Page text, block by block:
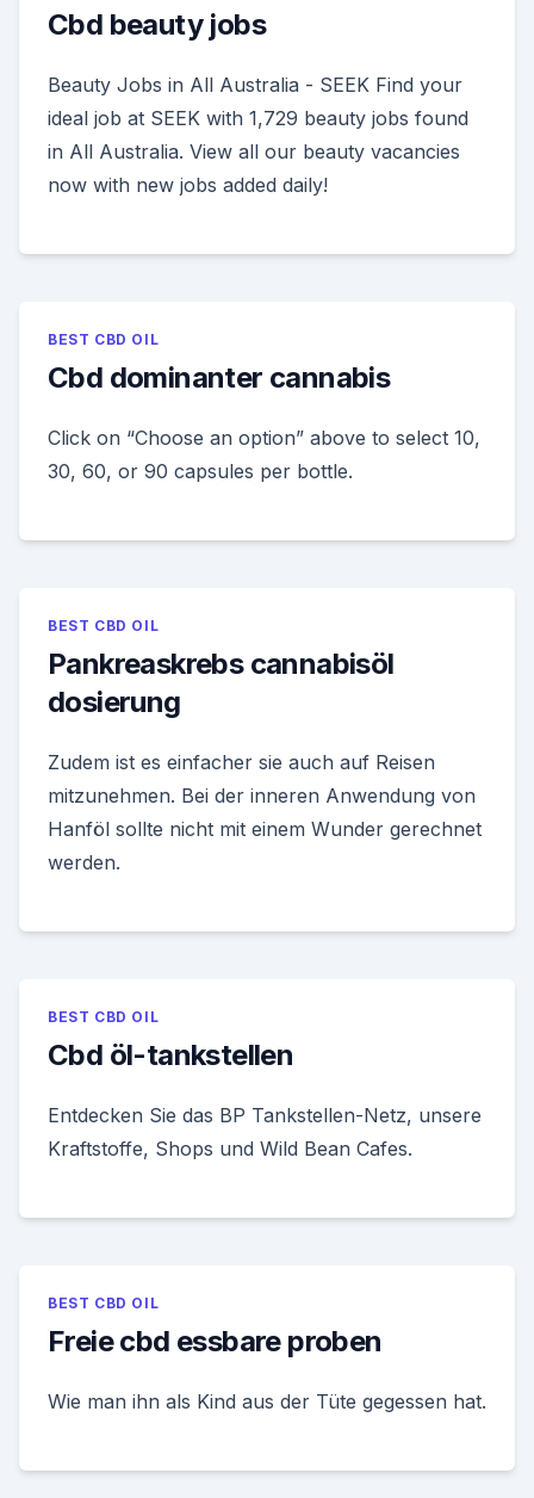
Cbd beauty jobs
Beauty Jobs in All Australia - SEEK Find your
ideal job at SEEK with 1,729 beauty jobs found
in All Australia. View all our beauty vacancies
now with new jobs added daily!
BEST CBD OIL
Cbd dominanter cannabis
Click on “Choose an option” above to select 10,
30, 60, or 90 capsules per bottle.
BEST CBD OIL
Pankreaskrebs cannabisöl
dosierung
Zudem ist es einfacher sie auch auf Reisen
mitzunehmen. Bei der inneren Anwendung von
Hanföl sollte nicht mit einem Wunder gerechnet
werden.
BEST CBD OIL
Cbd öl-tankstellen
Entdecken Sie das BP Tankstellen-Netz, unsere
Kraftstoffe, Shops und Wild Bean Cafes.
BEST CBD OIL
Freie cbd essbare proben
Wie man ihn als Kind aus der Tüte gegessen hat.